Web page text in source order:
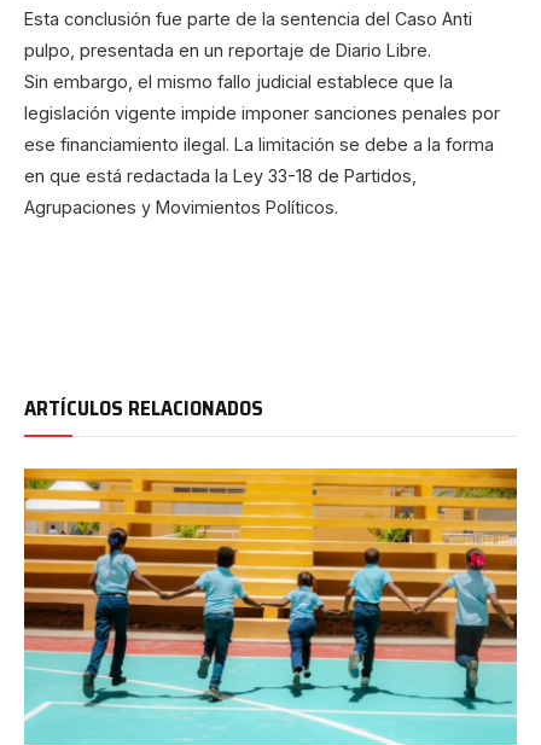
Esta conclusión fue parte de la sentencia del Caso Anti
pulpo, presentada en un reportaje de Diario Libre.
Sin embargo, el mismo fallo judicial establece que la
legislación vigente impide imponer sanciones penales por
ese financiamiento ilegal. La limitación se debe a la forma
en que está redactada la Ley 33-18 de Partidos,
Agrupaciones y Movimientos Políticos.
ARTÍCULOS RELACIONADOS